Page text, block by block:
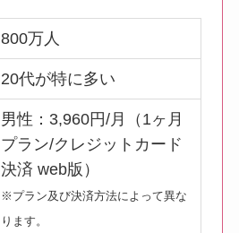
800万人
20代が特に多い
男性：3,960円/月（1ヶ月
プラン/クレジットカード
決済 web版）
※プラン及び決済方法によって異な
ります。